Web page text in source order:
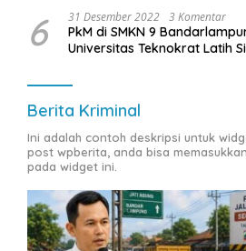
6 31 Desember 2022 3 Komentar
PkM di SMKN 9
Universitas Teknokrat Latih
Berita Kriminal
Ini adalah contoh deskripsi untuk
post wpberita, anda bisa
pada widget ini.